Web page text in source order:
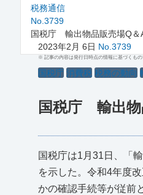
税務通信
No.3739
国税庁 輸出物品販売場Q＆
2023年2月 6日 No.3739
※ 記事の内容は発行日時点の情報に基づくも
国税庁 消費税 税務の動向
国税庁 輸出物
国税庁は1月31日、「
を示した。令和4年度
かの確認手続等が従前